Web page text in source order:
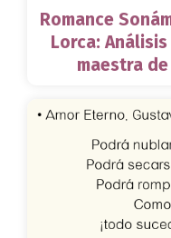
Romance
Lorca:
maestra